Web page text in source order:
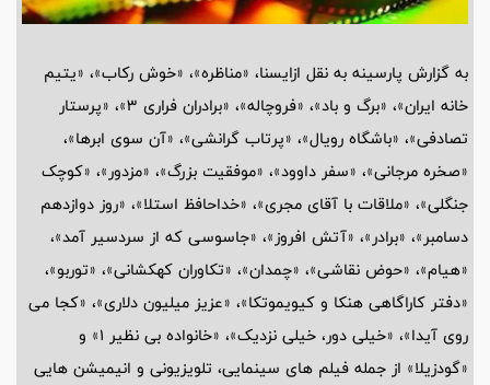
به گزارش پارسینه به نقل ازایسنا، «مناظره»، «خوش رکاب»، «یتیم
خانه ایران»، «برگ و باد»، «فروچاله»، «برادران فراری 3»، «پرستار
تصادفی»، «باشگاه رویال»، «پرتاب گرانشی»، «آن سوی ابرها»،
«صخره مرجانی»، «سفر داوود»، «موفقیت بزرگ»، «مزدور»، «کوچک
جنگلی»، «ملاقات با آقای مجری»، «خداحافظ استلا»، «روز دوازدهم
دسامبر»، «برادر»، «آتش افروز»، «جاسوسی که از سردسیر آمد»،
«هیام»، «حوض نقاشی»، «چمدان»، «تکاوران کهکشانی»، «توربو»،
«دفتر کاراگاهی هنکا و کیویموتکا»، «عزیز میلیون دلاری»، «کجا می
روی آیدا»، «خیلی دور، خیلی نزدیک»، «خانواده بی نظیر 1» و
«گودزیلا» از جمله فیلم های سینمایی، تلویزیونی و انیمیشن هایی